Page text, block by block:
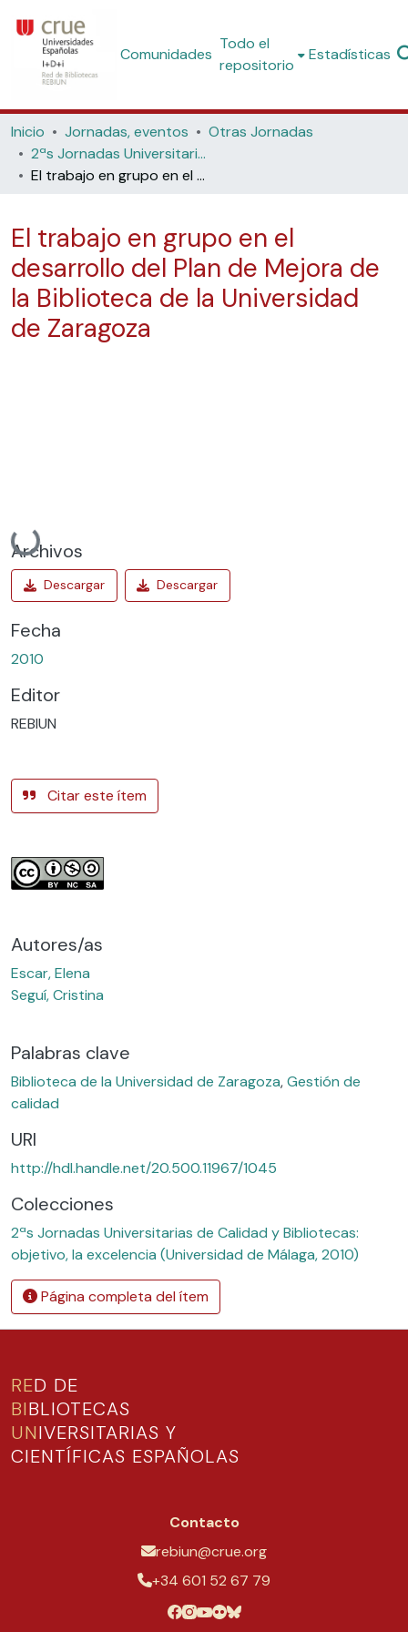
Comunidades
Todo el
repositorio
Estadísticas
Inicio Jornadas, eventos
Otras Jornadas
2ªs Jornadas Universitarias de Calidad y Bibliotecas: objetivo, la excelencia (Universidad de Málaga, 2010)
El trabajo en grupo en el desarrollo del Plan de Mejora de la Biblioteca de la Universidad de Zaragoza
El trabajo en grupo en el
desarrollo del Plan de Mejora de
la Biblioteca de la Universidad
de Zaragoza
Cargando...
Archivos
Fecha
2010
Editor
REBIUN
Citar este ítem
Autores/as
Escar, Elena
Seguí, Cristina
Palabras clave
Biblioteca de la Universidad de Zaragoza,Gestión de
calidad
URI
http://hdl.handle.net/20.500.11967/1045
Colecciones
2ªs Jornadas Universitarias de Calidad y Bibliotecas:
objetivo, la excelencia (Universidad de Málaga, 2010)
Página completa del ítem
RED DE
BIBLIOTECAS
UNIVERSITARIAS Y
CIENTÍFICAS ESPAÑOLAS
Contacto
rebiun@crue.org
+34 601 52 67 79